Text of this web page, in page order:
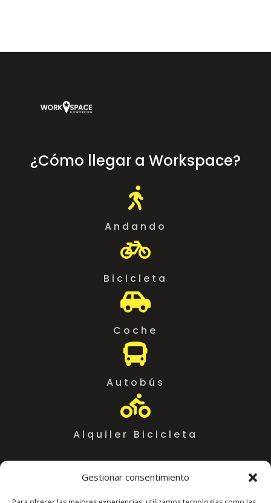
Gestionar consentimiento
¿Cómo llegar a Workspace?

Andando

Bicicleta

Coche

Autobús

Alquiler Bicicleta